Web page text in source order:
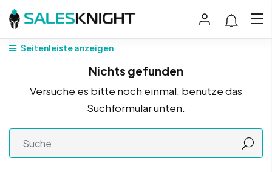
Seitenleiste anzeigen
Nichts gefunden
Versuche es bitte noch einmal, benutze das
Suchformular unten.